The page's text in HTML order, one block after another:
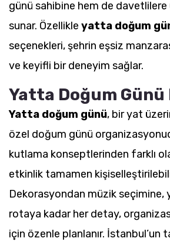
günü sahibine hem de davetlilere
sunar. Özellikle yatta doğum
seçenekleri, şehrin eşsiz
ve keyifli bir deneyim sağlar.
Yatta Doğum Günü
Yatta doğum günü, bir yat
özel doğum günü
kutlama konseptlerinden farklı
etkinlik tamamen
Dekorasyondan müzik seçimine,
rotaya kadar her detay,
için özenle planlanır. İstanbul’un